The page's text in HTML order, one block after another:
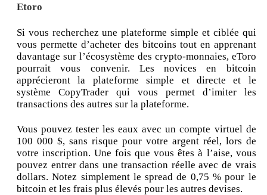
Etoro
Si vous recherchez une plateforme simple et ciblée qui
vous permette d’acheter des bitcoins tout en apprenant
davantage sur l’écosystème des crypto-monnaies, eToro
pourrait vous convenir. Les novices en bitcoin
apprécieront la plateforme simple et directe et le
système CopyTrader qui vous permet d’imiter les
transactions des autres sur la plateforme.
Vous pouvez tester les eaux avec un compte virtuel de
100 000 $, sans risque pour votre argent réel, lors de
votre inscription. Une fois que vous êtes à l’aise, vous
pouvez entrer dans une transaction réelle avec de vrais
dollars. Notez simplement le spread de 0,75 % pour le
bitcoin et les frais plus élevés pour les autres devises.